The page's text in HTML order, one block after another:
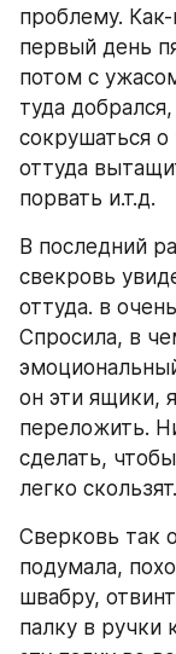
проблему.
первый день
потом с
туда
сокрушаться
оттуда
порвать и.т.д.
В последний
свекровь
оттуда. в
Спросила, в
он эти ящики,
переложить.
сделать,
легко
Сверковь так
подумала,
швабру,
палку в ручки